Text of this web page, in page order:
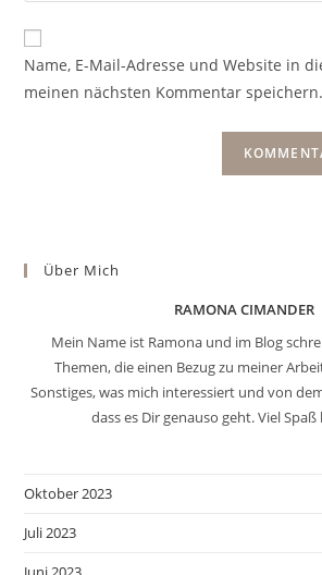
Name, E-Mail-Adresse und Website in
meinen nächsten Kommentar speichern.
Über Mich
RAMONA CIMANDER
Mein Name ist Ramona und im Blog
Themen, die einen Bezug zu meiner
Sonstiges, was mich interessiert und von
dass es Dir genauso geht. Viel Spaß
Oktober 2023
Juli 2023